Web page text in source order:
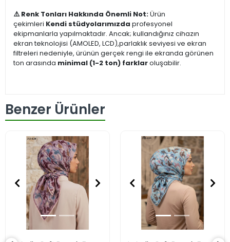
⚠️ Renk Tonları Hakkında Önemli Not:Ürün
çekimleri Kendi stüdyolarımızda profesyonel
ekipmanlarla yapılmaktadır. Ancak; kullandığınız cihazın
ekran teknolojisi (AMOLED, LCD),parlaklık seviyesi ve ekran
filtreleri nedeniyle, ürünün gerçek rengi ile ekranda görünen
ton arasında minimal (1-2 ton) farklaroluşabilir.
Benzer Ürünler